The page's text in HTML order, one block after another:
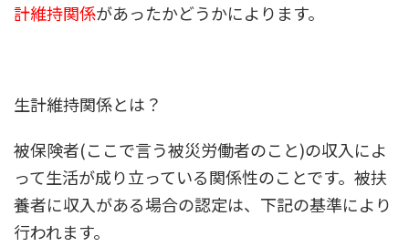
計維持関係があったかどうかによります。
生計維持関係とは？
被保険者(ここで言う被災労働者のこと)の収入によ
って生活が成り立っている関係性のことです。被扶
養者に収入がある場合の認定は、下記の基準により
行われます。